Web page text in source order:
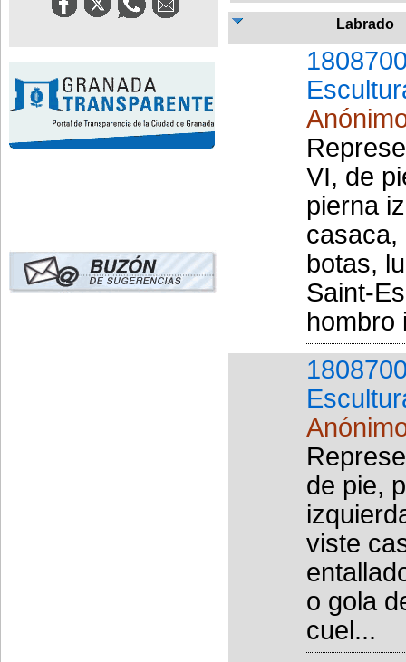
Labrado
VI, de
pierna
casaca,
botas,
Saint-
hombro
de pie,
viste
o gola
cuel...